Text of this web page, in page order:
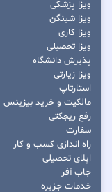
ویزا پزشکی
ویزا شینگن
ویزا کاری
ویزا تحصیلی
پذیرش دانشگاه
ویزا زیارتی
استارتاپ
مالکیت و خرید بیزینس
رفع ریجکتی
سفارت
راه اندازی کسب و کار
اپلای تحصیلی
جاب آفر
خدمات جزیره